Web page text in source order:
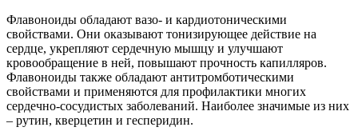
Флавоноиды обладают вазо- и кардиотоническими
свойствами. Они оказывают тонизирующее действие на
сердце, укрепляют сердечную мышцу и улучшают
кровообращение в ней, повышают прочность капилляров.
Флавоноиды также обладают антитромботическими
свойствами и применяются для профилактики многих
сердечно-сосудистых заболеваний. Наиболее значимые из них
– рутин, кверцетин и гесперидин.